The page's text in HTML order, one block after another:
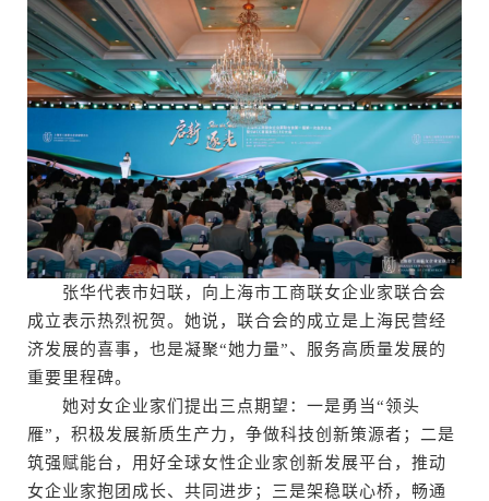
张华代表市妇联，向上海市工商联女企业家联合会
成立表示热烈祝贺。她说，联合会的成立是上海民营经
济发展的喜事，也是凝聚“她力量”、服务高质量发展的
重要里程碑。
她对女企业家们提出三点期望：一是勇当“领头
雁”，积极发展新质生产力，争做科技创新策源者；二是
筑强赋能台，用好全球女性企业家创新发展平台，推动
女企业家抱团成长、共同进步；三是架稳联心桥，畅通